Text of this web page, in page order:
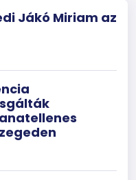
Jákó Miriam az